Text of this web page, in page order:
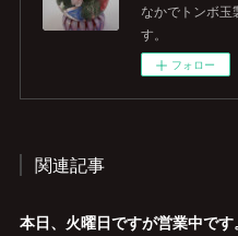
なかでトンボ
す。
フォロー
関連記事
本日、火曜日ですが営業中です。